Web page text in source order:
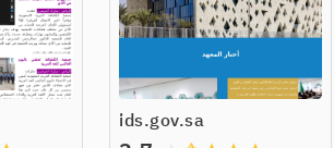
ids.gov.sa